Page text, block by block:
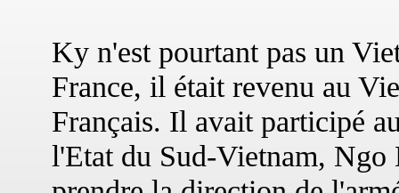
Ky n'est pourtant pas un
France, il était revenu au
Français. Il avait participé
l'Etat du Sud-Vietnam,